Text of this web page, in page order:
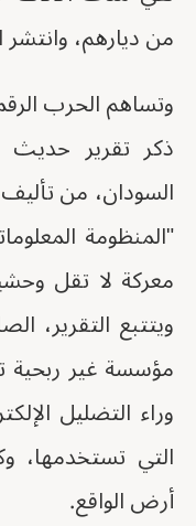
من ديارهم،
وتساهم الحرب
ذكر تقرير حديث
السودان، من
"المنظومة
معركة لا تقل
ويتتبع
مؤسسة غير ربحية
وراء التضليل
التي تستخدمها،
أرض الواقع.